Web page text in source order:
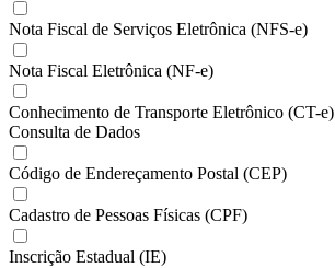
Nota Fiscal de Serviços Eletrônica (NFS-e)
Nota Fiscal Eletrônica (NF-e)
Conhecimento de Transporte Eletrônico (CT-e)
Consulta de Dados
Código de Endereçamento Postal (CEP)
Cadastro de Pessoas Físicas (CPF)
Inscrição Estadual (IE)